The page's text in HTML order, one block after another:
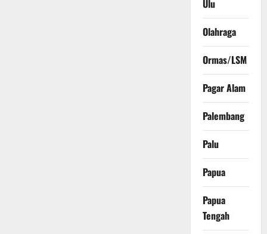
Ulu
Olahraga
Ormas/LSM
Pagar Alam
Palembang
Palu
Papua
Papua
Tengah